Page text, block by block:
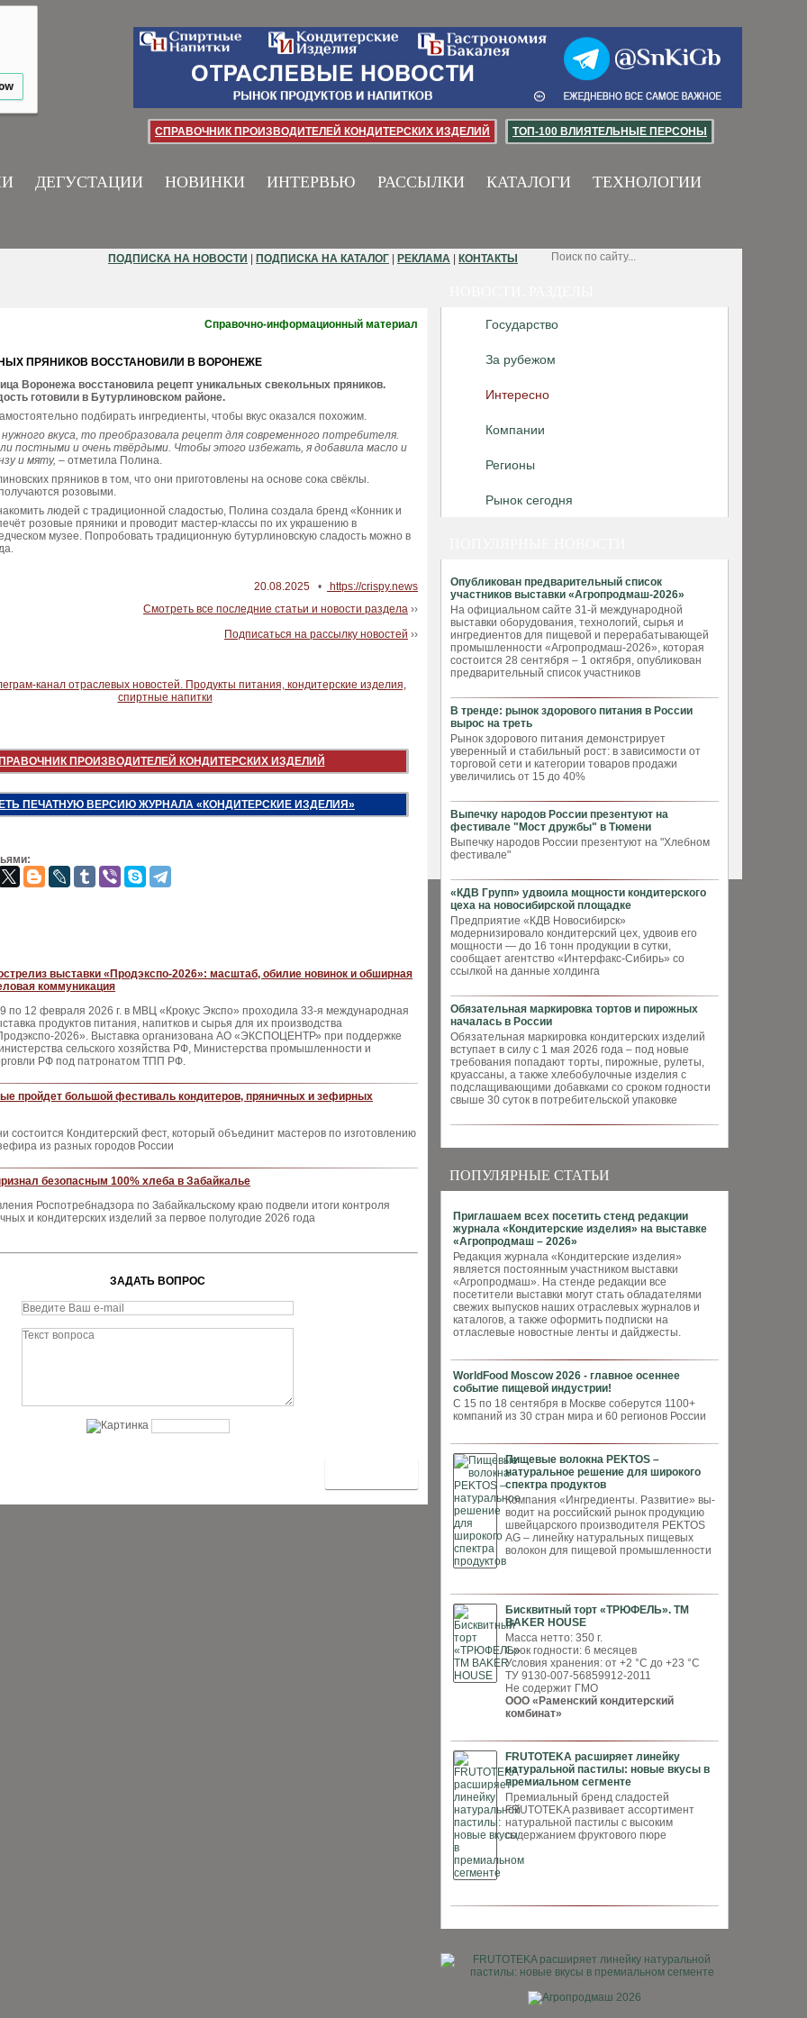
СПРАВОЧНИК ПРОИЗВОДИТЕЛЕЙ КОНДИТЕРСКИХ ИЗДЕЛИЙ ТОП-100 ВЛИЯТЕЛЬНЫЕ ПЕРСОНЫ
ДЕГУСТАЦИИ НОВИНКИ ИНТЕРВЬЮ РАССЫЛКИ КАТАЛОГИ ТЕХНОЛОГИИ
Государство
За рубежом
Интересно
Компании
Регионы
Рынок сегодня
Опубликован предварительный список
участников выставки «Агропродмаш-2026»
На официальном сайте 31-й международной
выставки оборудования, технологий, сырья и
ингредиентов для пищевой и перерабатывающей
промышленности «Агропродмаш-2026», которая
состоится 28 сентября – 1 октября, опубликован
предварительный список участников
В тренде: рынок здорового питания в России
вырос на треть
Рынок здорового питания демонстрирует
уверенный и стабильный рост: в зависимости от
торговой сети и категории товаров продажи
увеличились от 15 до 40%
Выпечку народов России презентуют на
фестивале "Мост дружбы" в Тюмени
Выпечку народов России презентуют на "Хлебном
фестивале"
«КДВ Групп» удвоила мощности кондитерского
цеха на новосибирской площадке
Предприятие «КДВ Новосибирск»
модернизировало кондитерский цех, удвоив его
мощности — до 16 тонн продукции в сутки,
сообщает агентство «Интерфакс-Сибирь» со
ссылкой на данные холдинга
Обязательная маркировка тортов и пирожных
началась в России
Обязательная маркировка кондитерских изделий
вступает в силу с 1 мая 2026 года – под новые
требования попадают торты, пирожные, рулеты,
круассаны, а также хлебобулочные изделия с
подслащивающими добавками со сроком годности
свыше 30 суток в потребительской упаковке
ПОПУЛЯРНЫЕ СТАТЬИ
Приглашаем всех посетить стенд редакции
журнала «Кондитерские изделия» на выставке
«Агропродмаш – 2026»
Редакция журнала «Кондитерские изделия»
является постоянным участником выставки
«Агропродмаш». На стенде редакции все
посетители выставки могут стать обладателями
свежих выпусков наших отраслевых журналов и
каталогов, а также оформить подписки на
отласлевые новостные ленты и дайджесты.
WorldFood Moscow 2026 - главное осеннее
событие пищевой индустрии!
С 15 по 18 сентября в Москве соберутся 1100+
компаний из 30 стран мира и 60 регионов России
Пищевые волокна PEKTOS –
натуральное решение для широкого
спектра продуктов
Компания «Ингредиенты. Развитие» вы­
водит на российский рынок продукцию
швей­царского производителя PEKTOS
AG – ли­нейку натуральных пищевых
волокон для пи­щевой промышленности
Бисквитный торт «ТРЮФЕЛЬ». ТМ
BAKER HOUSE
Масса нетто: 350 г.
Срок годности: 6 месяцев
Условия хранения: от +2 °С до +23 °С
ТУ 9130-007-56859912-2011
Не содержит ГМО
ООО «Раменский кондитерский
комбинат»
FRUTOTEKA расширяет линейку
натуральной пастилы: новые вкусы в
премиальном сегменте
Премиальный бренд сладостей
FRUTOTEKA развивает ассортимент
натуральной пастилы с высоким
содержанием фруктового пюре
ПОДПИСКА НА НОВОСТИ ПОДПИСКА НА КАТАЛОГ РЕКЛАМА КОНТАКТЫ
Справочно-информационный материал
ПРЯНИКОВ ВОССТАНОВИЛИ В ВОРОНЕЖЕ
Воронежа восстановила рецепт уникальных свекольных пряников.
готовили в Бутурлиновском районе.
подбирать ингредиенты, чтобы вкус оказался похожим.
вкуса, то преобразовала рецепт для современного потребителя.
постными и очень твёрдыми. Чтобы этого избежать, я добавила масло и
и мяту, – отметила Полина.
пряников в том, что они приготовлены на основе сока свёклы.
розовыми.
людей с традиционной сладостью, Полина создала бренд «Конник и
розовые пряники и проводит мастер-классы по их украшению в
музее. Попробовать традиционную бутурлиновскую сладость можно в
20.08.2025 •
https://crispy.news
Смотреть все последние статьи и новости раздела ››
Подписаться на рассылку новостей ››
ПРОИЗВОДИТЕЛЕЙ КОНДИТЕРСКИХ ИЗДЕЛИЙ
ПЕЧАТНУЮ ВЕРСИЮ ЖУРНАЛА «КОНДИТЕРСКИЕ ИЗДЕЛИЯ»
выставки «Продэкспо-2026»: масштаб, обилие новинок и обширная
коммуникация
по 12 февраля 2026 г. в МВЦ «Крокус Экспо» проходила 33-я международная
продуктов питания, напитков и сырья для их производства
2026». Выставка организована АО «ЭКСПОЦЕНТР» при поддержке
сельского хозяйства РФ, Министерства промышленности и
РФ под патронатом ТПП РФ.
пройдет большой фестиваль кондитеров, пряничных и зефирных
состоится Кондитерский фест, который объединит мастеров по изготовлению
из разных городов России
безопасным 100% хлеба в Забайкалье
Роспотребнадзора по Забайкальскому краю подвели итоги контроля
и кондитерских изделий за первое полугодие 2026 года
ЗАДАТЬ ВОПРОС